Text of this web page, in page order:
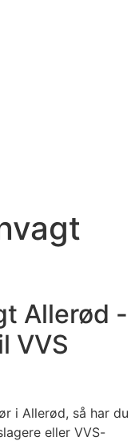
Allerød -
VVS
i Allerød, så har du
eller VVS-